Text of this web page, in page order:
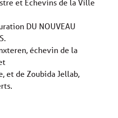
et Echevins de la Ville
DU NOUVEAU
échevin de la
et de Zoubida Jellab,